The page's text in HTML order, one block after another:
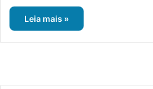
Leia mais »